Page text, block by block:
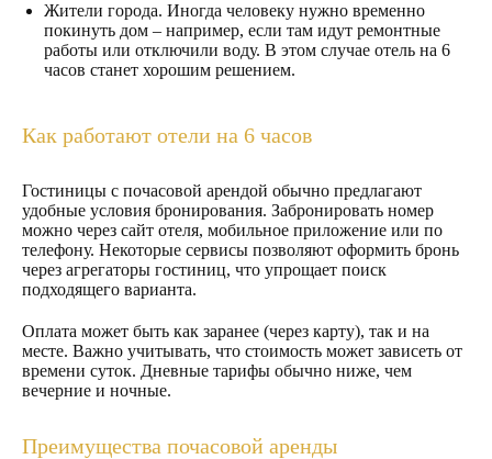
Жители города. Иногда человеку нужно временно
покинуть дом – например, если там идут ремонтные
работы или отключили воду. В этом случае отель на 6
часов станет хорошим решением.
Как работают отели на 6 часов
Гостиницы с почасовой арендой обычно предлагают
удобные условия бронирования. Забронировать номер
можно через сайт отеля, мобильное приложение или по
телефону. Некоторые сервисы позволяют оформить бронь
через агрегаторы гостиниц, что упрощает поиск
подходящего варианта.
Оплата может быть как заранее (через карту), так и на
месте. Важно учитывать, что стоимость может зависеть от
времени суток. Дневные тарифы обычно ниже, чем
вечерние и ночные.
Преимущества почасовой аренды